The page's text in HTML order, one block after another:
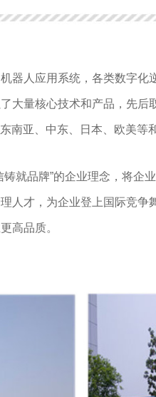
器人应用系统，各类数字
大量核心技术和产品，先
亚、中东、日本、欧美
就品牌”的企业理念，将
人才，为企业登上国际竞
高品质。